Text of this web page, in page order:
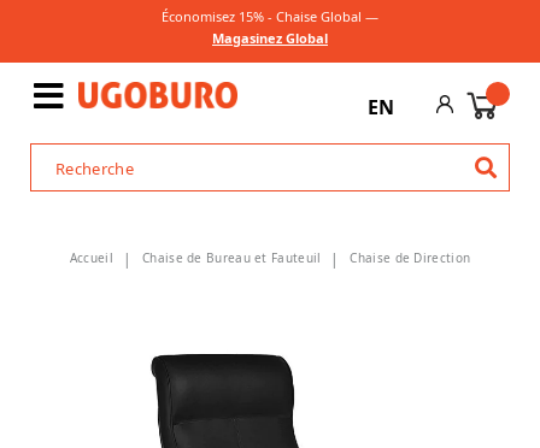
Économisez 15% - Chaise Global —
Magasinez Global
EN
Accueil Chaise de Bureau et Fauteuil Chaise de Direction